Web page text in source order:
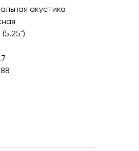
акустика